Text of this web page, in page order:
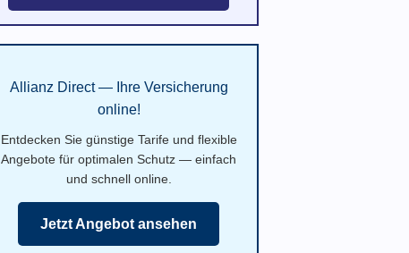
Allianz Direct — Ihre Versicherung
online!
Entdecken Sie günstige Tarife und flexible
Angebote für optimalen Schutz — einfach
und schnell online.
Jetzt Angebot ansehen